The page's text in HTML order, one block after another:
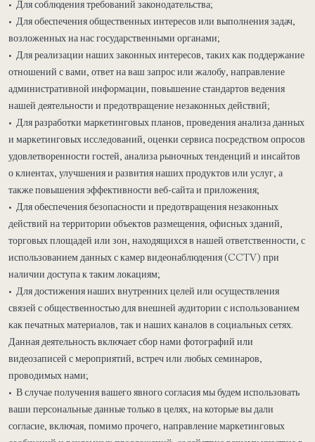
• Для соблюдения требований законодательства;
• Для обеспечения общественных интересов или выполнения задач,
возложенных на нас государственными органами;
• Для реализации наших законных интересов, таких как поддержание
отношений с вами, ответ на ваш запрос или жалобу, направление
административной информации, повышение стандартов ведения
нашей деятельности и предотвращение незаконных действий;
• Для разработки маркетинговых планов, проведения анализа данных
и маркетинговых исследований, оценки сервиса посредством опросов
удовлетворенности гостей, анализа рыночных тенденций и инсайтов
о клиентах, улучшения и развития наших продуктов или услуг, а
также повышения эффективности веб-сайта и приложения;
• Для обеспечения безопасности и предотвращения незаконных
действий на территории объектов размещения, офисных зданий,
торговых площадей или зон, находящихся в нашей ответственности, с
использованием данных с камер видеонаблюдения (CCTV) при
наличии доступа к таким локациям;
• Для достижения наших внутренних целей или осуществления
связей с общественностью для внешней аудитории с использованием
как печатных материалов, так и наших каналов в социальных сетях.
Данная деятельность включает сбор нами фотографий или
видеозаписей с мероприятий, встреч или любых семинаров,
проводимых нами;
• В случае получения вашего явного согласия мы будем использовать
ваши персональные данные только в целях, на которые вы дали
согласие, включая, помимо прочего, направление маркетинговых